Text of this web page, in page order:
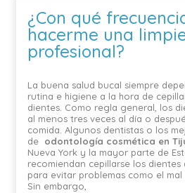
¿Con qué
hacerme una
profesional?
La buena salud bucal siempre
rutina e higiene a la hora de
dientes. Como regla general, los
al menos tres veces al día o
comida. Algunos dentistas o los
de odontología cosmética en
Nueva York y la mayor parte de
recomiendan cepillarse los
para evitar problemas como el mal
Sin embargo,